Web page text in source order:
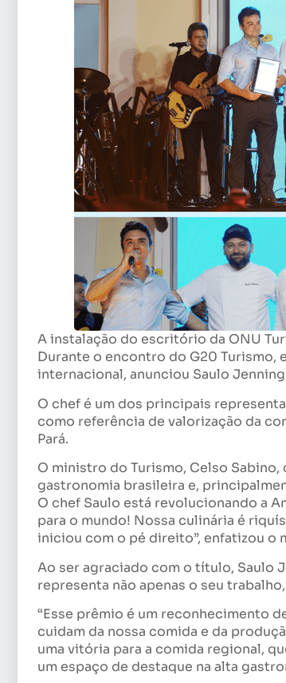
A instalação do escritório da ONU
Durante o encontro do G20 Turismo,
internacional, anunciou Saulo
O chef é um dos principais
como referência de valorização da
Pará.
O ministro do Turismo, Celso
gastronomia brasileira e,
O chef Saulo está revolucionando a
para o mundo! Nossa culinária é
iniciou com o pé direito”, enfatizou o
Ao ser agraciado com o título, Saulo
representa não apenas o seu
“Esse prêmio é um reconhecimento
cuidam da nossa comida e da
uma vitória para a comida regional,
um espaço de destaque na alta